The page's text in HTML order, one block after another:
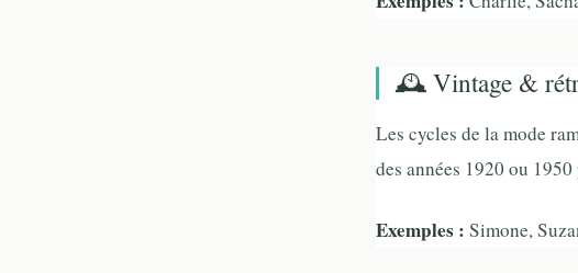
🕰️ Vintage &
Les cycles de la mode
des années 1920 ou
Exemples : Simone,